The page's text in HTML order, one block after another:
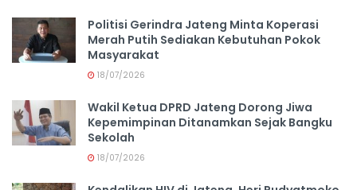
Politisi Gerindra Jateng Minta Koperasi
Merah Putih Sediakan Kebutuhan Pokok
Masyarakat
18/07/2026
Wakil Ketua DPRD Jateng Dorong Jiwa
Kepemimpinan Ditanamkan Sejak Bangku
Sekolah
18/07/2026